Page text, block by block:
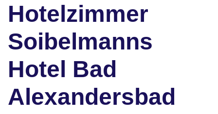
Hotelzimmer
Soibelmanns
Hotel Bad
Alexandersbad